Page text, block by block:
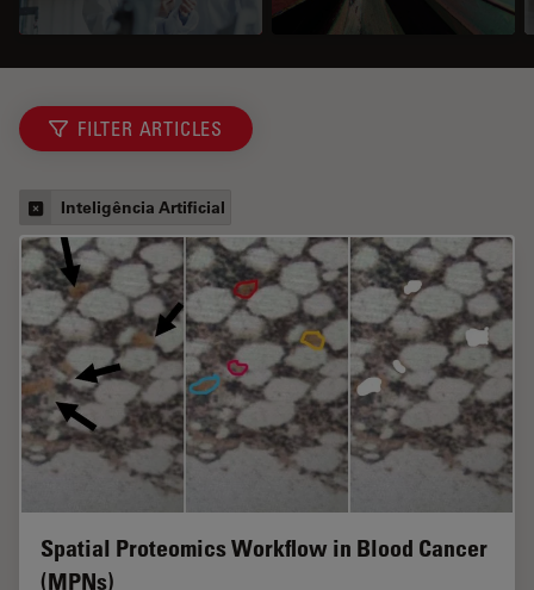
FILTER ARTICLES
Inteligência Artificial
Spatial Proteomics Workflow in Blood Cancer
(MPNs)